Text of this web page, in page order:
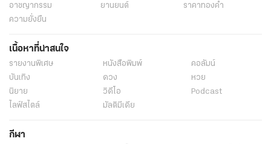
อาชญากรรม
ยานยนต์
ราคาทองคำ
ความยั่งยืน
เนื้อหาที่น่าสนใจ
รายงานพิเศษ หนังสือพิมพ์
คอลัมน์
บันเทิง
ดวง
หวย
นิยาย
วิดีโอ
Podcast
ไลฟ์สไตล์
มัลติมีเดีย
กีฬา